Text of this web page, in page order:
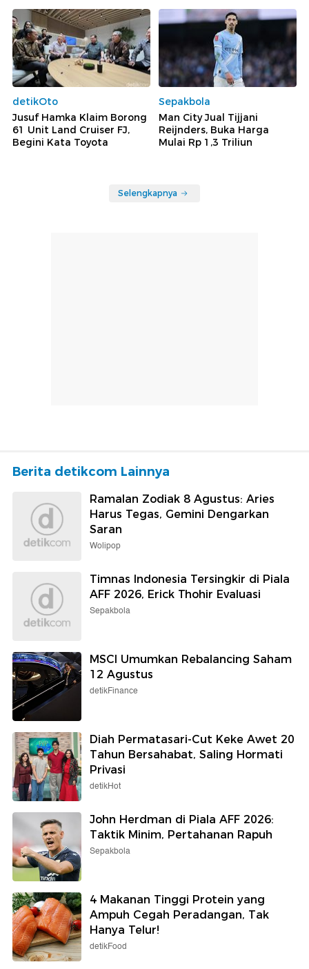
detikOto
Jusuf Hamka Klaim Borong
61 Unit Land Cruiser FJ,
Begini Kata Toyota
Sepakbola
Man City Jual Tijjani
Reijnders, Buka Harga
Mulai Rp 1,3 Triliun
Selengkapnya
Berita detikcom Lainnya
Ramalan Zodiak 8 Agustus: Aries
Harus Tegas, Gemini Dengarkan
Saran
Wolipop
Timnas Indonesia Tersingkir di Piala
AFF 2026, Erick Thohir Evaluasi
Sepakbola
MSCI Umumkan Rebalancing Saham
12 Agustus
detikFinance
Diah Permatasari-Cut Keke Awet 20
Tahun Bersahabat, Saling Hormati
Privasi
detikHot
John Herdman di Piala AFF 2026:
Taktik Minim, Pertahanan Rapuh
Sepakbola
4 Makanan Tinggi Protein yang
Ampuh Cegah Peradangan, Tak
Hanya Telur!
detikFood